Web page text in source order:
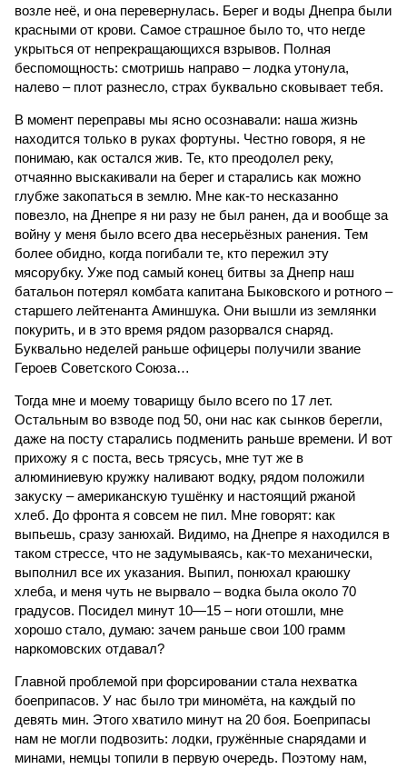
возле неё, и она перевернулась. Берег и воды Днепра были
красными от крови. Самое страшное было то, что негде
укрыться от непрекращающихся взрывов. Полная
беспомощность: смотришь направо – лодка утонула,
налево – плот разнесло, страх буквально сковывает тебя.
В момент переправы мы ясно осознавали: наша жизнь
находится только в руках фортуны. Честно говоря, я не
понимаю, как остался жив. Те, кто преодолел реку,
отчаянно выскакивали на берег и старались как можно
глубже закопаться в землю. Мне как-то несказанно
повезло, на Днепре я ни разу не был ранен, да и вообще за
войну у меня было всего два несерьёзных ранения. Тем
более обидно, когда погибали те, кто пережил эту
мясорубку. Уже под самый конец битвы за Днепр наш
батальон потерял комбата капитана Быковского и ротного –
старшего лейтенанта Аминшука. Они вышли из землянки
покурить, и в это время рядом разорвался снаряд.
Буквально неделей раньше офицеры получили звание
Героев Советского Союза…
Тогда мне и моему товарищу было всего по 17 лет.
Остальным во взводе под 50, они нас как сынков берегли,
даже на посту старались подменить раньше времени. И вот
прихожу я с поста, весь трясусь, мне тут же в
алюминиевую кружку наливают водку, рядом положили
закуску – американскую тушёнку и настоящий ржаной
хлеб. До фронта я совсем не пил. Мне говорят: как
выпьешь, сразу занюхай. Видимо, на Днепре я находился в
таком стрессе, что не задумываясь, как-то механически,
выполнил все их указания. Выпил, понюхал краюшку
хлеба, и меня чуть не вырвало – водка была около 70
градусов. Посидел минут 10—15 – ноги отошли, мне
хорошо стало, думаю: зачем раньше свои 100 грамм
наркомовских отдавал?
Главной проблемой при форсировании стала нехватка
боеприпасов. У нас было три миномёта, на каждый по
девять мин. Этого хватило минут на 20 боя. Боеприпасы
нам не могли подвозить: лодки, гружённые снарядами и
минами, немцы топили в первую очередь. Поэтому нам,